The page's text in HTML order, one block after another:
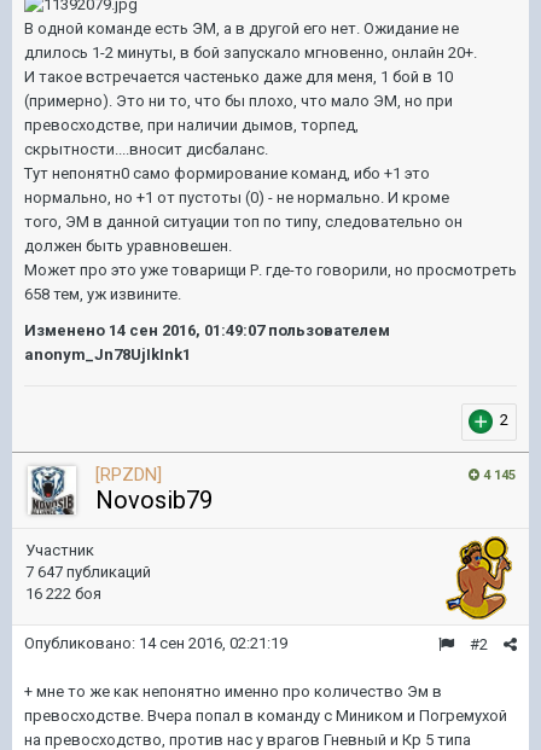
В одной команде есть ЭМ, а в другой его нет. Ожидание не
длилось 1-2 минуты, в бой запускало мгновенно, онлайн 20+.
И такое встречается частенько даже для меня, 1 бой в 10
(примерно). Это ни то, что бы плохо, что мало ЭМ, но при
превосходстве, при наличии дымов, торпед,
скрытности....вносит дисбаланс.
Тут непонятн0 само формирование команд, ибо +1 это
нормально, но +1 от пустоты (0) - не нормально. И кроме
того, ЭМ в данной ситуации топ по типу, следовательно он
должен быть уравновешен.
Может про это уже товарищи Р. где-то говорили, но просмотреть
658 тем, уж извините.
Изменено 14 сен 2016, 01:49:07пользователем
anonym_Jn78UjIkInk1
2
4 145
[RPZDN]
Novosib79
Участник
7 647 публикаций
16 222 боя
#2
Опубликовано: 14 сен 2016, 02:21:19
+ мне то же как непонятно именно про количество Эм в
превосходстве. Вчера попал в команду с Миником и Погремухой
на превосходство, против нас у врагов Гневный и Кр 5 типа